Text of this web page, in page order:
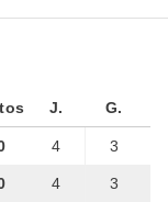
J. G.
4 3
4 3